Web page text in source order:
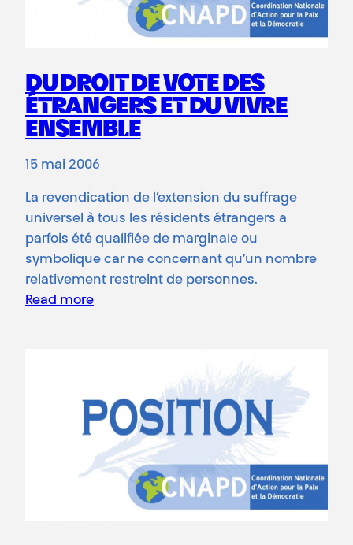
DU DROIT DE VOTE DES
ÉTRANGERS ET DU VIVRE
ENSEMBLE
15 mai 2006
La revendication de l’extension du suffrage
universel à tous les résidents étrangers a
parfois été qualifiée de marginale ou
symbolique car ne concernant qu’un nombre
relativement restreint de personnes.
Read more